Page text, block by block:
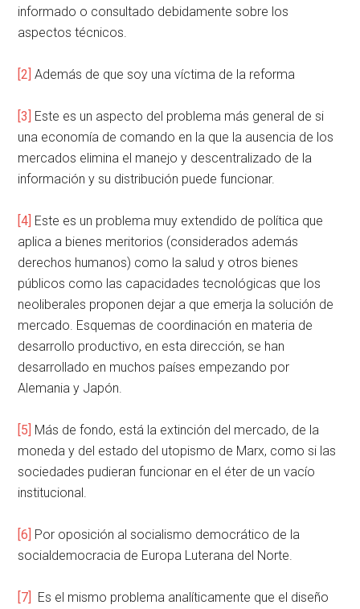
informado o consultado debidamente sobre los
aspectos técnicos.
[2] Además de que soy una víctima de la reforma
[3] Este es un aspecto del problema más general de si
una economía de comando en la que la ausencia de los
mercados elimina el manejo y descentralizado de la
información y su distribución puede funcionar.
[4] Este es un problema muy extendido de política que
aplica a bienes meritorios (considerados además
derechos humanos) como la salud y otros bienes
públicos como las capacidades tecnológicas que los
neoliberales proponen dejar a que emerja la solución de
mercado. Esquemas de coordinación en materia de
desarrollo productivo, en esta dirección, se han
desarrollado en muchos países empezando por
Alemania y Japón.
[5] Más de fondo, está la extinción del mercado, de la
moneda y del estado del utopismo de Marx, como si las
sociedades pudieran funcionar en el éter de un vacío
institucional.
[6] Por oposición al socialismo democrático de la
socialdemocracia de Europa Luterana del Norte.
[7] Es el mismo problema analíticamente que el diseño